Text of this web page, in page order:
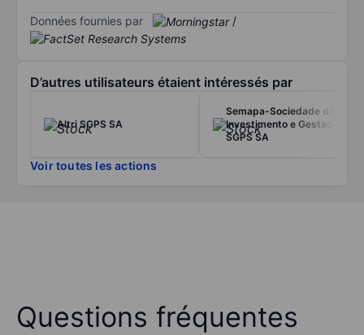
Données fournies par /
D’autres utilisateurs étaient intéressés par
Altri SGPS SA
Semapa-Sociedade de
Investimento e Gestao
SGPS SA
Voir toutes les actions
Questions fréquentes